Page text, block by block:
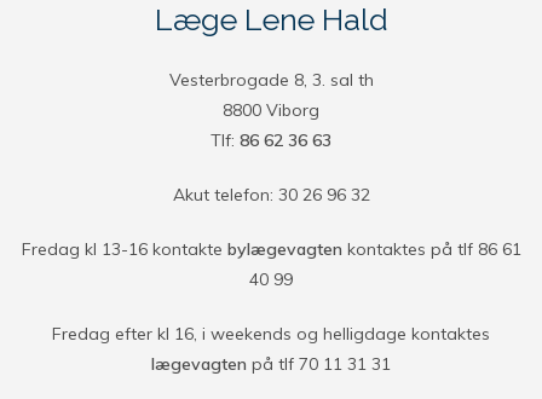
Læge Lene Hald
Vesterbrogade 8, 3. sal th
8800 Viborg
Tlf: 86 62 36 63
Akut telefon: 30 26 96 32
Fredag kl 13-16 kontakte bylægevagten kontaktes på tlf 86 61
40 99
Fredag efter kl 16, i weekends og helligdage kontaktes
lægevagten på tlf 70 11 31 31